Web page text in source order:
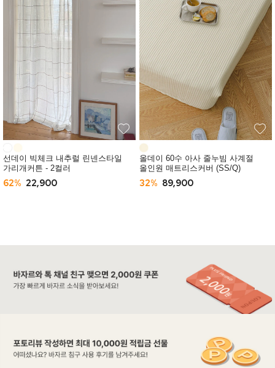
선데이 빅체크 내추럴 린넨스타일
가리개커튼 - 2컬러
62% 22,900
올데이 60수 아사 줄누빔 사계절
올인원 매트리스커버 (SS/Q)
32% 89,900